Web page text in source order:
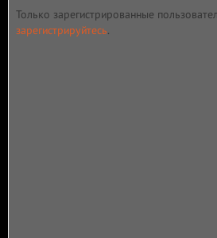
Только зарегистрированные
зарегистрируйтесь.